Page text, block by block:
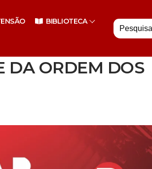
BIBLIOTECA
Pesquisar
por:
Superior
DA ORDEM DOS